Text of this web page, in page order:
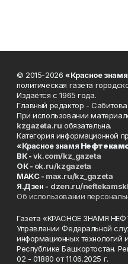
© 2015-2026 «Красное
политическая газета
Издаётся с 1965 года.
Главный редактор -
При использовании
kzgazeta.ru обязательна.
Категория информационной
«Красное знамя
ВК -vk.com/kz_gazeta
ОК - ok.ru/kzgazeta
MAKC - max.ru/kz_gazeta
Я.Дзен - dzen.ru/
Об использовании
Газета «КРАСНОЕ ЗНАМЯ
Управлении Федеральной
информационных
Республике Башкортостан.
02 - 01880 от 11.06.2025 г.